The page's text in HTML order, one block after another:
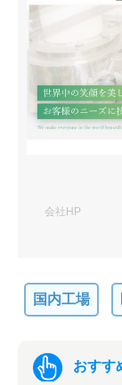
会社HP
国内工場
おすす